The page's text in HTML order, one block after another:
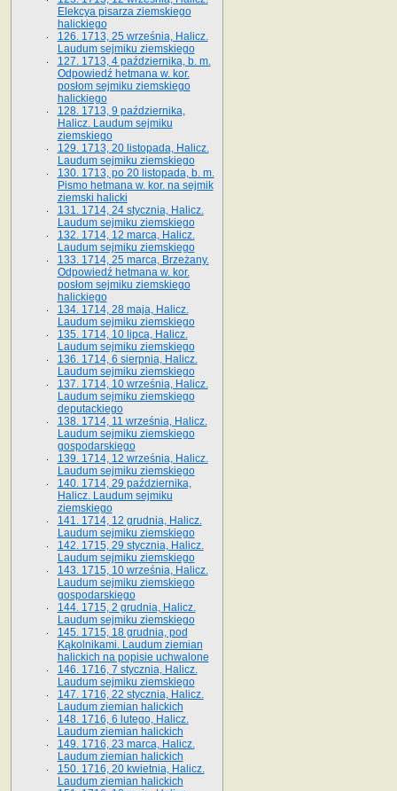
Elekcya pisarza ziemskiego
halickiego
126. 1713, 25 września, Halicz.
Laudum sejmiku ziemskiego
127. 1713, 4 października, b. m.
Odpowiedź hetmana w. kor.
posłom sejmiku ziemskiego
halickiego
128. 1713, 9 października,
Halicz. Laudum sejmiku
ziemskiego
129. 1713, 20 listopada, Halicz.
Laudum sejmiku ziemskiego
130. 1713, po 20 listopada, b. m.
Pismo hetmana w. kor. na sejmik
ziemski halicki
131. 1714, 24 stycznia, Halicz.
Laudum sejmiku ziemskiego
132. 1714, 12 marca, Halicz.
Laudum sejmiku ziemskiego
133. 1714, 25 marca, Brzeżany.
Odpowiedź hetmana w. kor.
posłom sejmiku ziemskiego
halickiego
134. 1714, 28 maja, Halicz.
Laudum sejmiku ziemskiego
135. 1714, 10 lipca, Halicz.
Laudum sejmiku ziemskiego
136. 1714, 6 sierpnia, Halicz.
Laudum sejmiku ziemskiego
137. 1714, 10 września, Halicz.
Laudum sejmiku ziemskiego
deputackiego
138. 1714, 11 września, Halicz.
Laudum sejmiku ziemskiego
gospodarskiego
139. 1714, 12 września, Halicz.
Laudum sejmiku ziemskiego
140. 1714, 29 października,
Halicz. Laudum sejmiku
ziemskiego
141. 1714, 12 grudnia, Halicz.
Laudum sejmiku ziemskiego
142. 1715, 29 stycznia, Halicz.
Laudum sejmiku ziemskiego
143. 1715, 10 września, Halicz.
Laudum sejmiku ziemskiego
gospodarskiego
144. 1715, 2 grudnia, Halicz.
Laudum sejmiku ziemskiego
145. 1715, 18 grudnia, pod
Kąkolnikami. Laudum ziemian
halickich na popisie uchwalone
146. 1716, 7 stycznia, Halicz.
Laudum sejmiku ziemskiego
147. 1716, 22 stycznia, Halicz.
Laudum ziemian halickich
148. 1716, 6 lutego, Halicz.
Laudum ziemian halickich
149. 1716, 23 marca, Halicz.
Laudum ziemian halickich
150. 1716, 20 kwietnia, Halicz.
Laudum ziemian halickich